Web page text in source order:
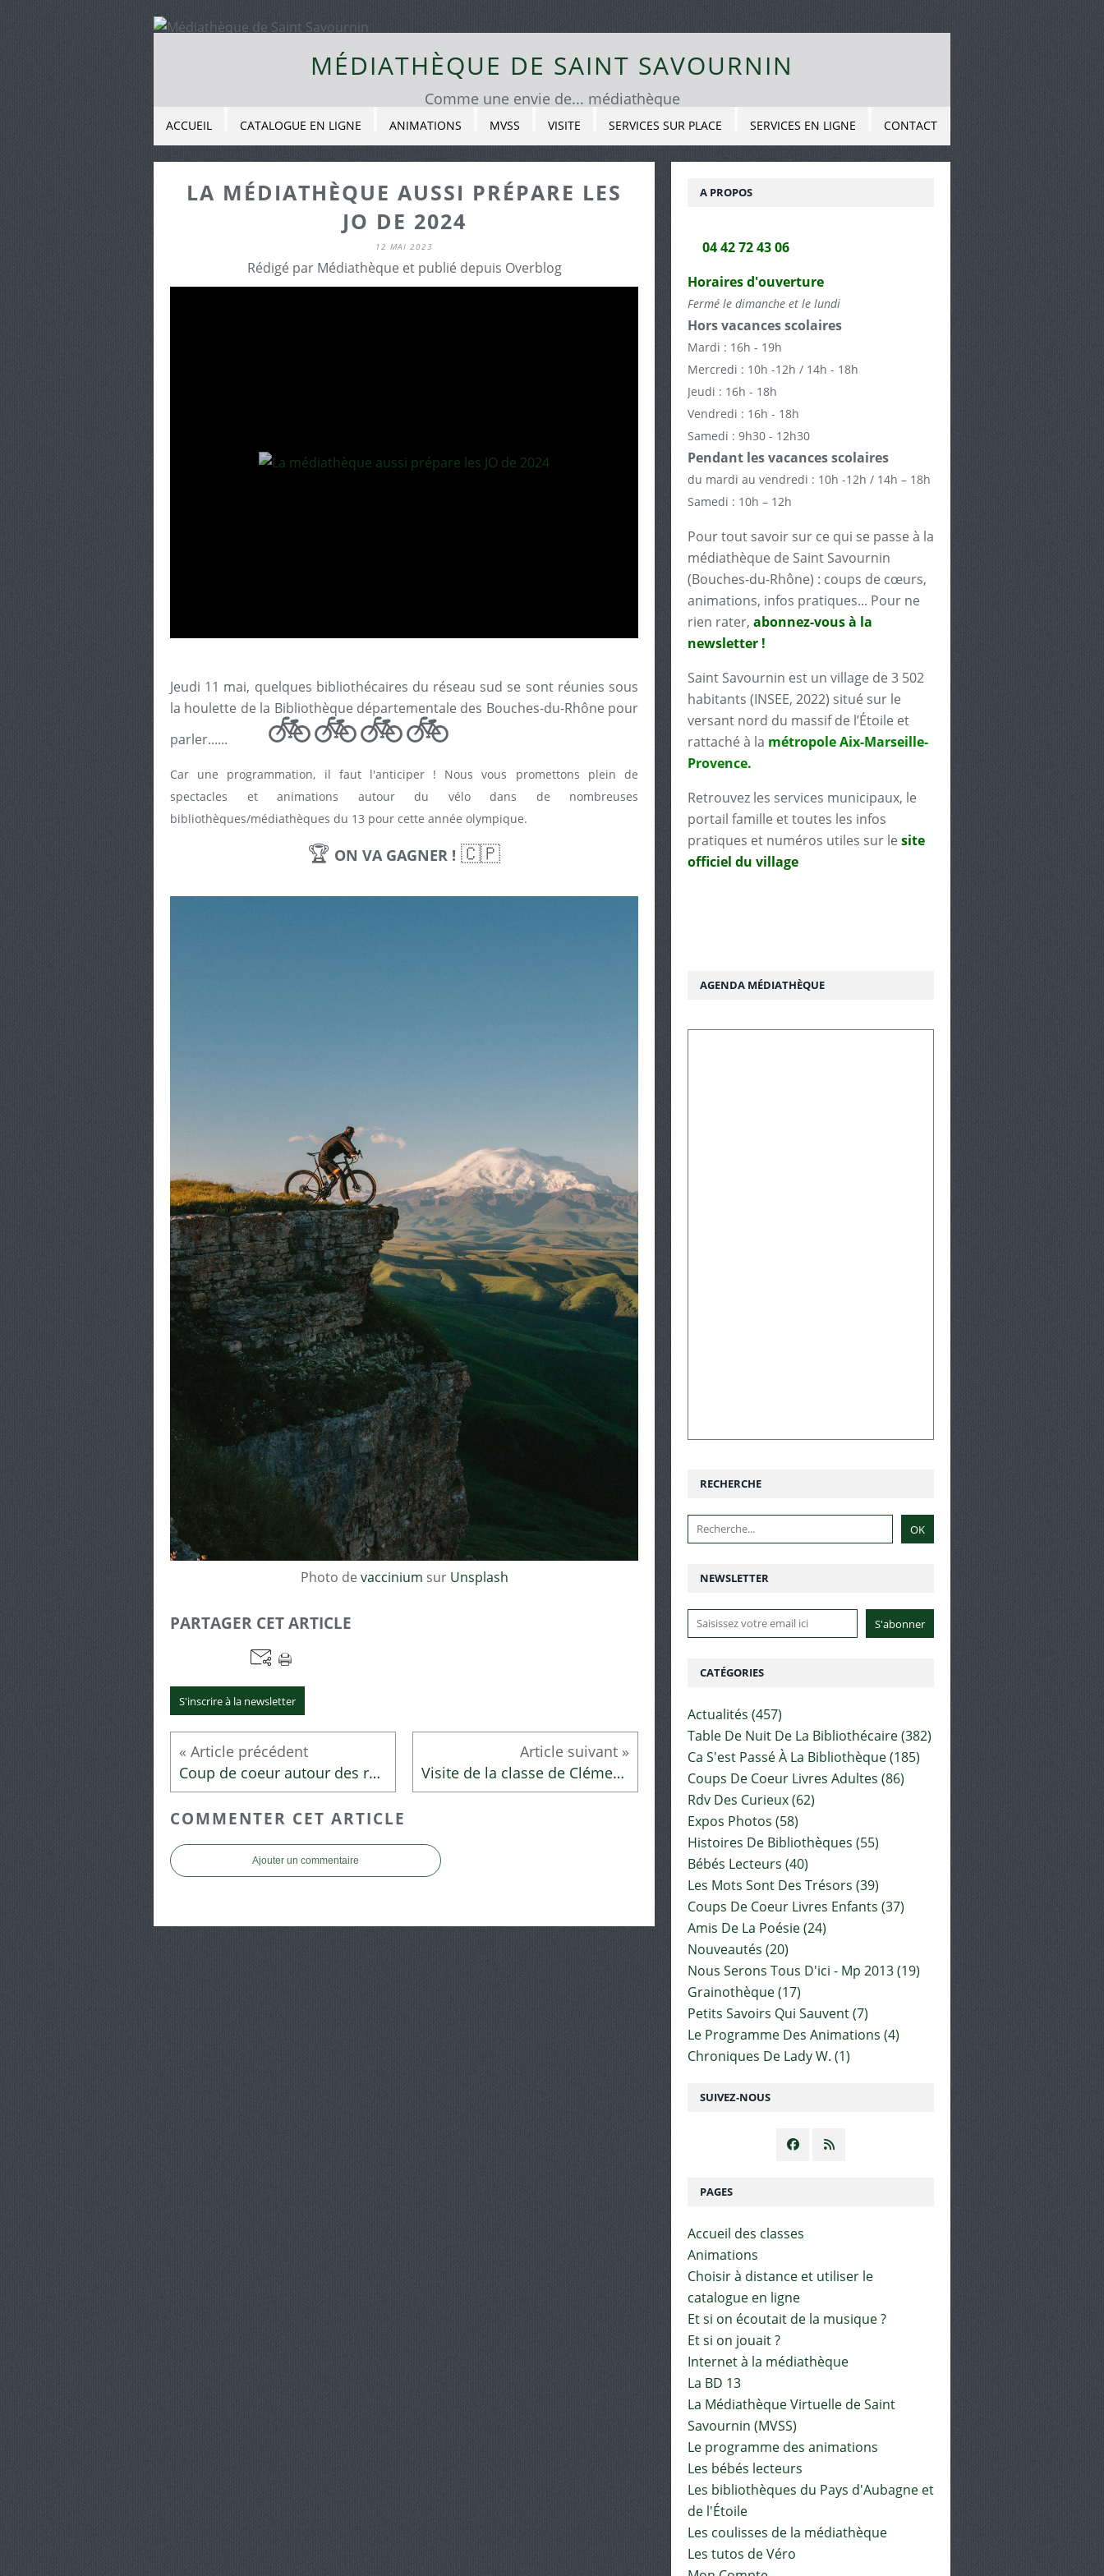
MÉDIATHÈQUE DE SAINT SAVOURNIN
Comme une envie de... médiathèque
ACCUEIL CATALOGUE EN LIGNE ANIMATIONS MVSS VISITE SERVICES SUR PLACE SERVICES EN LIGNE CONTACT
LA MÉDIATHÈQUE AUSSI PRÉPARE LES
JO DE 2024
12 MAI 2023
Rédigé par Médiathèque et publié depuis Overblog
Jeudi 11 mai, quelques bibliothécaires du réseau sud se sont réunies sous
la houlette de la Bibliothèque départementale des Bouches-du-Rhône pour
parler...... 🚲🚲🚲🚲
Car une programmation, il faut l'anticiper ! Nous vous promettons plein de
spectacles et animations autour du vélo dans de nombreuses
bibliothèques/médiathèques du 13 pour cette année olympique.
🏆 ON VA GAGNER ! 🇨🇵
Photo de vaccinium sur Unsplash
PARTAGER CET ARTICLE
S'inscrire à la newsletter
Coup de coeur autour des robots Visite de la classe de Clémence
COMMENTER CET ARTICLE
Ajouter un commentaire
NEWSLETTER
SUIVEZ-NOUS
RECHERCHE
PAGES
Accueil des classes
Animations
Choisir à distance et utiliser le
catalogue en ligne
Et si on écoutait de la musique ?
Et si on jouait ?
Internet à la médiathèque
La BD 13
La Médiathèque Virtuelle de Saint
Savournin (MVSS)
Le programme des animations
Les bébés lecteurs
Les bibliothèques du Pays d'Aubagne et
de l'Étoile
Les coulisses de la médiathèque
Les tutos de Véro
CATÉGORIES
Actualités (457)
Table De Nuit De La Bibliothécaire(382)
Ca S'est Passé À La Bibliothèque(185)
Coups De Coeur Livres Adultes (86)
Rdv Des Curieux(62)
Expos Photos (58)
Histoires De Bibliothèques (55)
Bébés Lecteurs (40)
Les Mots Sont Des Trésors (39)
Coups De Coeur Livres Enfants (37)
Amis De La Poésie(24)
Nouveautés (20)
Nous Serons Tous D'ici - Mp 2013(19)
Grainothèque(17)
Petits Savoirs Qui Sauvent(7)
Le Programme Des Animations (4)
Chroniques De Lady W. (1)
A PROPOS
04 42 72 43 06
Horaires d'ouverture
Fermé le dimanche et le lundi
Hors vacances scolaires
Mardi : 16h - 19h
Mercredi : 10h -12h / 14h - 18h
Jeudi : 16h - 18h
Vendredi : 16h - 18h
Samedi : 9h30 - 12h30
Pendant les vacances scolaires
du mardi au vendredi : 10h -12h / 14h – 18h
Samedi : 10h – 12h
Pour tout savoir sur ce qui se passe à la
médiathèque de Saint Savournin
(Bouches-du-Rhône) : coups de cœurs,
animations, infos pratiques... Pour ne
rien rater, abonnez-vous à la
newsletter !
Saint Savournin est un village de 3 502
habitants (INSEE, 2022) situé sur le
versant nord du massif de l’Étoile et
rattaché à la métropole Aix-Marseille-
Provence.
Retrouvez les services municipaux, le
portail famille et toutes les infos
pratiques et numéros utiles sur le site
officiel du village
AGENDA MÉDIATHÈQUE